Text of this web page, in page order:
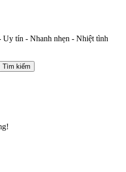
Uy tín - Nhanh nhẹn - Nhiệt tình
Tìm kiếm